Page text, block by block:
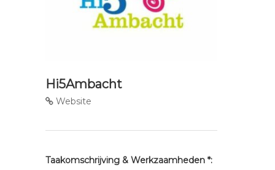
Hi5Ambacht
Website
Taakomschrijving & Werkzaamheden *: